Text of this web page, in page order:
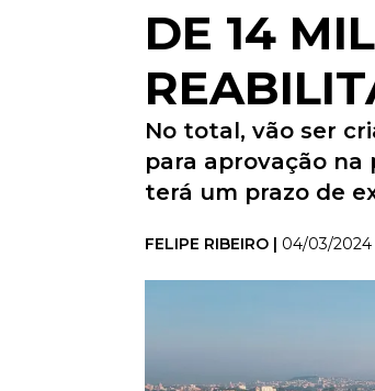
DE 14
No total, vão ser
para aprovação
terá um prazo de
FELIPE RIBEIRO | 04/03/2024